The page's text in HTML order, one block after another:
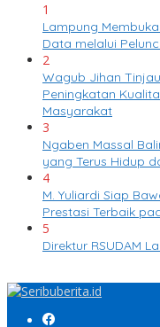
1
Lampung
Data melalui
2
Wagub Jihan
Peningkatan
Masyarakat
3
Ngaben Massal
yang Terus Hidup
4
M. Yuliardi Siap
Prestasi Terbaik
5
Direktur RSUDAM